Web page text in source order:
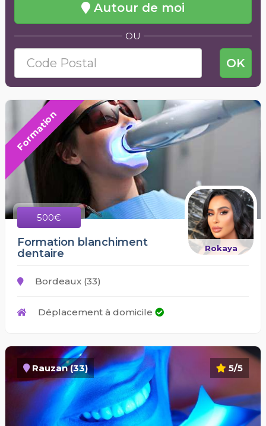
Autour de moi
OU
OK
Formation
500€
Rokaya
Formation blanchiment
dentaire
Bordeaux (33)
Déplacement à domicile
5/5
Rauzan (33)